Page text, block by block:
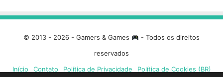
© 2013 - 2026 - Gamers & Games
- Todos os direitos
reservados
Início
Contato Política de Privacidade Política de Cookies (BR)